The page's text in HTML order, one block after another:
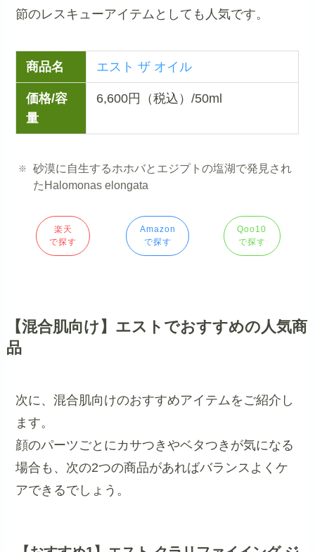
節のレスキューアイテムとしても人気です。
商品名 エスト ザ オイル
価格/容
量
6,600円（税込）/50ml
砂漠に自生するホホバとエジプトの塩湖で発見され
たHalomonas elongata
楽天
で探す
Amazon
で探す
Qoo10
で探す
【混合肌向け】エストでおすすめの人気商
品
次に、混合肌向けのおすすめアイテムをご紹介し
ます。
顔のパーツごとにカサつきやベタつきが気になる
場合も、次の2つの商品があればバランスよくケ
アできるでしょう。